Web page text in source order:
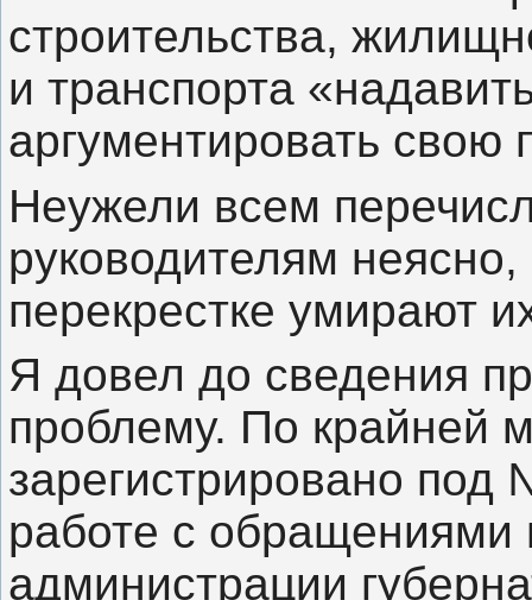
строительства,
и транспорта
аргументировать свою
Неужели всем
руководителям
перекрестке умирают
Я довел до сведения
проблему. По крайней
зарегистрировано
работе с обращениями
администрации